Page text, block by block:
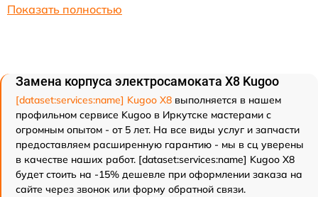
Показать полностью
Замена корпуса электросамоката X8 Kugoo
[dataset:services:name] Kugoo X8 выполняется в нашем
профильном сервисе Kugoo в Иркутске мастерами с
огромным опытом - от 5 лет. На все виды услуг и запчасти
предоставляем расширенную гарантию - мы в сц уверены
в качестве наших работ. [dataset:services:name] Kugoo X8
будет стоить на -15% дешевле при оформлении заказа на
сайте через звонок или форму обратной связи.